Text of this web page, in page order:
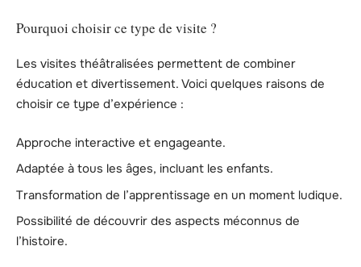
Pourquoi choisir ce type de visite ?
Les visites théâtralisées permettent de combiner
éducation et divertissement. Voici quelques raisons de
choisir ce type d’expérience :
Approche interactive et engageante.
Adaptée à tous les âges, incluant les enfants.
Transformation de l’apprentissage en un moment ludique.
Possibilité de découvrir des aspects méconnus de
l’histoire.